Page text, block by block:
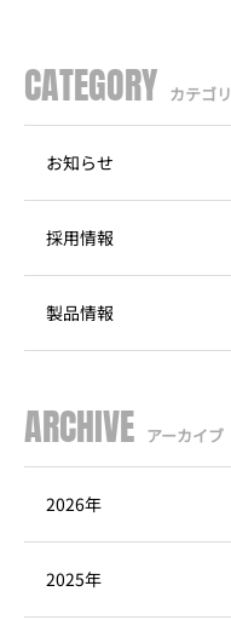
CATEGORY カテゴリ
お知らせ
採用情報
製品情報
ARCHIVE アーカイブ
2026年
2025年